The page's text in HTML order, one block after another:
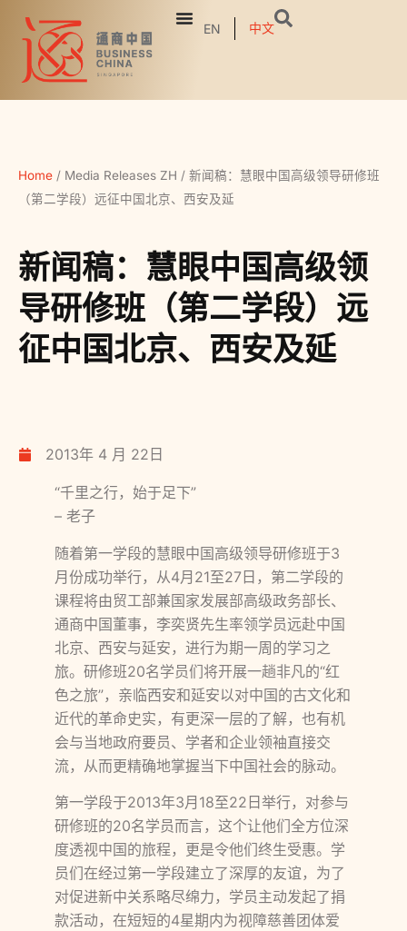
EN 中文
Home / Media Releases ZH / 新闻稿：慧眼中国高级领导研修班
（第二学段）远征中国北京、西安及延
新闻稿：慧眼中国高级领
导研修班（第二学段）远
征中国北京、西安及延
2013年 4 月 22日
“千里之行，始于足下”
– 老子
随着第一学段的慧眼中国高级领导研修班于3
月份成功举行，从4月21至27日，第二学段的
课程将由贸工部兼国家发展部高级政务部长、
通商中国董事，李奕贤先生率领学员远赴中国
北京、西安与延安，进行为期一周的学习之
旅。研修班20名学员们将开展一趟非凡的“红
色之旅”，亲临西安和延安以对中国的古文化和
近代的革命史实，有更深一层的了解，也有机
会与当地政府要员、学者和企业领袖直接交
流，从而更精确地掌握当下中国社会的脉动。
第一学段于2013年3月18至22日举行，对参与
研修班的20名学员而言，这个让他们全方位深
度透视中国的旅程，更是令他们终生受惠。学
员们在经过第一学段建立了深厚的友谊，为了
对促进新中关系略尽绵力，学员主动发起了捐
款活动，在短短的4星期内为视障慈善团体爱